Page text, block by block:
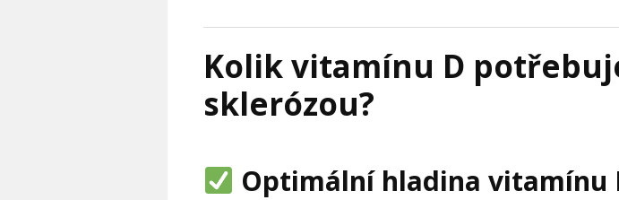
Kolik vitamínu D
sklerózou?
Optimální hladina vitamínu